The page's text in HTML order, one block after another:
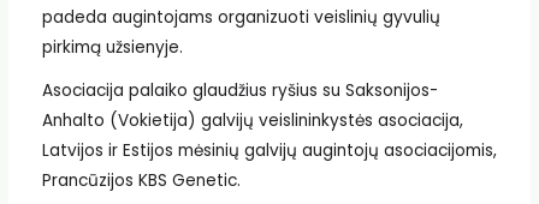
padeda augintojams organizuoti veislinių gyvulių
pirkimą užsienyje.
Asociacija palaiko glaudžius ryšius su Saksonijos-
Anhalto (Vokietija) galvijų veislininkystės asociacija,
Latvijos ir Estijos mėsinių galvijų augintojų asociacijomis,
Prancūzijos KBS Genetic.